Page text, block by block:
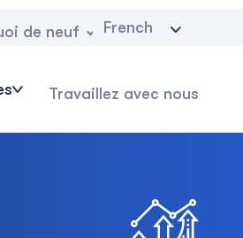
de neuf French
Travaillez avec nous